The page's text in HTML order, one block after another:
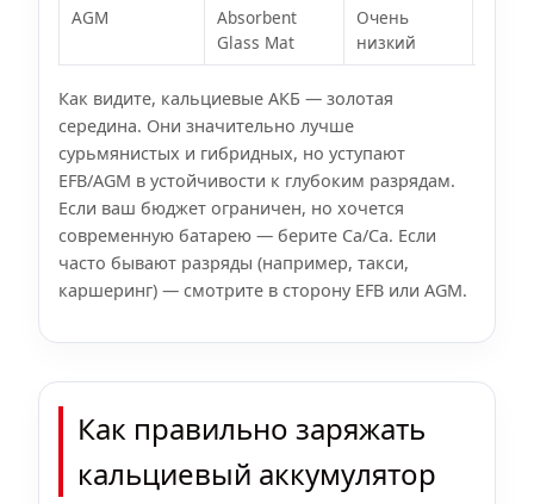
AGM
Absorbent
Glass Mat
Очень
низкий
Как видите, кальциевые АКБ — золотая
середина. Они значительно лучше
сурьмянистых и гибридных, но уступают
EFB/AGM в устойчивости к глубоким разрядам.
Если ваш бюджет ограничен, но хочется
современную батарею — берите Ca/Ca. Если
часто бывают разряды (например, такси,
каршеринг) — смотрите в сторону EFB или AGM.
Как правильно заряжать
кальциевый аккумулятор